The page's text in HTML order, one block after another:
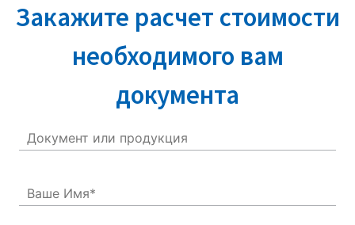
Закажите расчет стоимости
необходимого вам
документа